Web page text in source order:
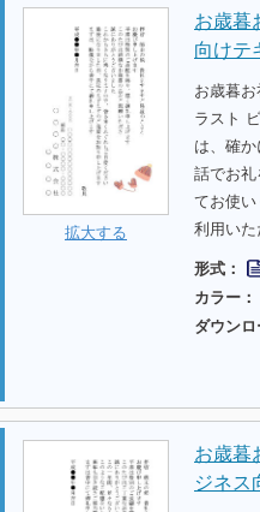
拡大する
お歳暮
向けテ
お歳暮
ラスト
は、確
話でお
てお使
利用いた
形式：
カラー：
ダウンロ
お歳暮
ジネス